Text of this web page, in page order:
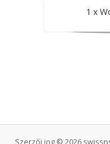
1 x
Szerzői jog © 2026